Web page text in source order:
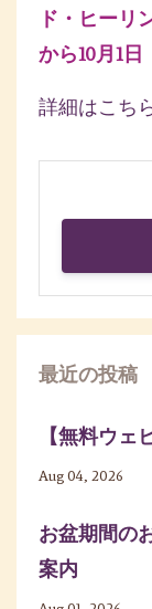
ド・ヒーリ
から10月1日
詳細はこち
最近の投稿
【無料ウェ
Aug 04, 2026
お盆期間の
案内